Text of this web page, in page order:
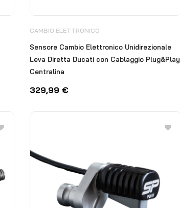
CAMBIO ELETTRONICO
Sensore Cambio Elettronico Unidirezionale
Leva Diretta Ducati con Cablaggio Plug&Play
Centralina
329,99 €